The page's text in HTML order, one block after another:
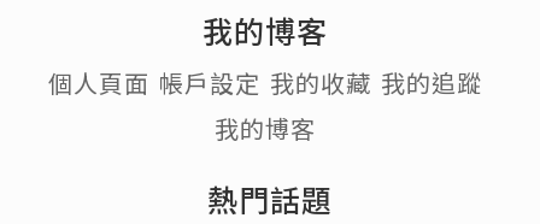
我的博客
個人頁面 帳戶設定 我的收藏 我的追蹤
我的博客
熱門話題